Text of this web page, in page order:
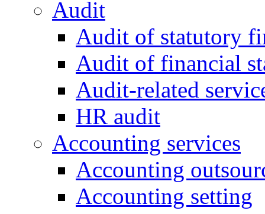
Audit
Audit of statutory
Audit of financial
Audit-related
HR audit
Accounting services
Accounting
Accounting setting